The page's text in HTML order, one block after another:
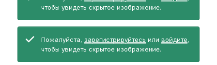
чтобы увидеть скрытое изображение.
Пожалуйста, зарегистрируйтесь или войдите,
чтобы увидеть скрытое изображение.